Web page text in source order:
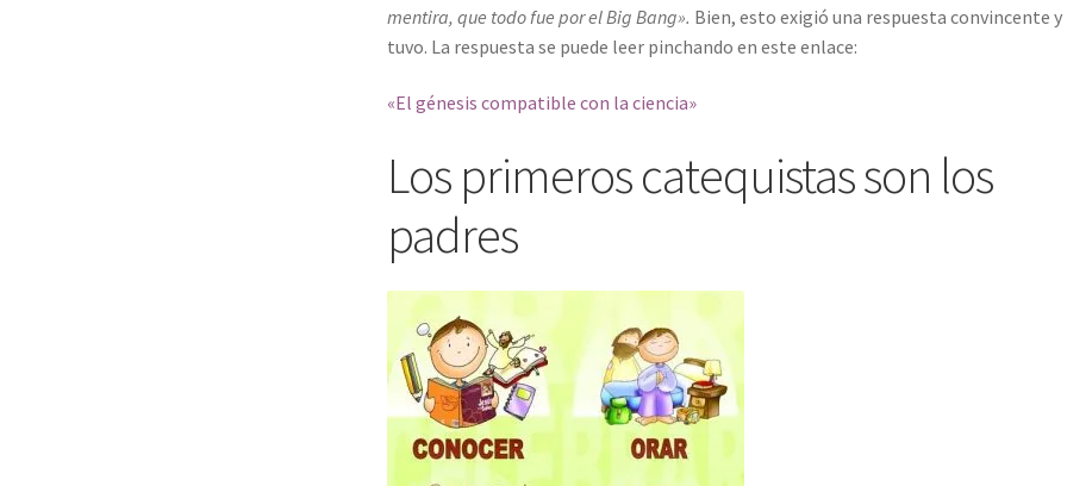
mentira, que todo fue por el Big Bang». Bien, esto exigió una respuesta convincente y
tuvo. La respuesta se puede leer pinchando en este enlace:
«El génesis compatible con la ciencia»
Los primeros catequistas son los
padres